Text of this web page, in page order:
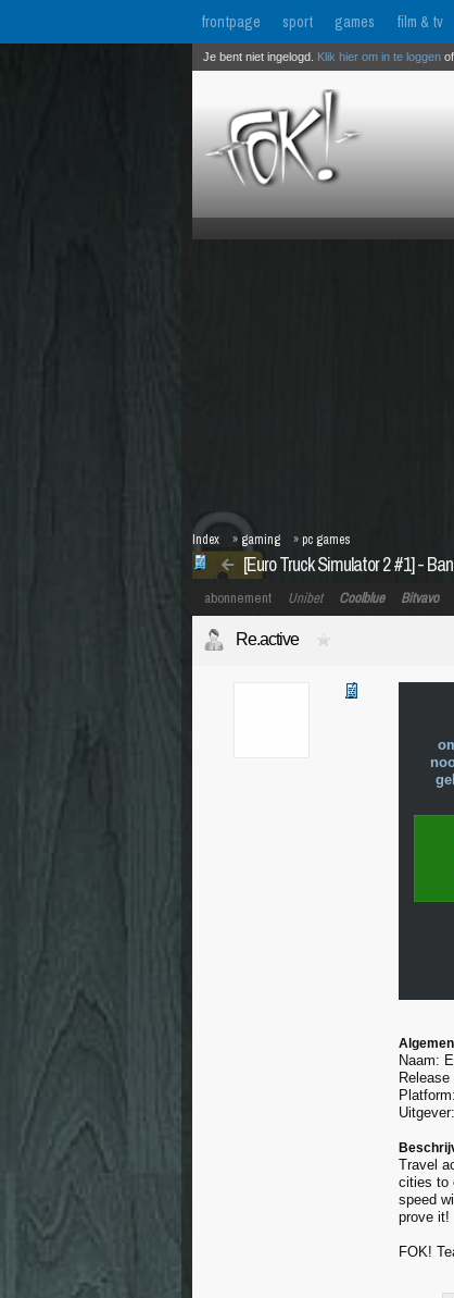
frontpage sport games film & tv
Je bent niet ingelogd. Klik hier om in te loggen of
[Euro Truck Simulator 2 #1] -
Index » gaming » pc games
abonnement Unibet Coolblue Bitvavo
Re.active
Naam:
Travel
cities to
speed
prove it!
FOK!